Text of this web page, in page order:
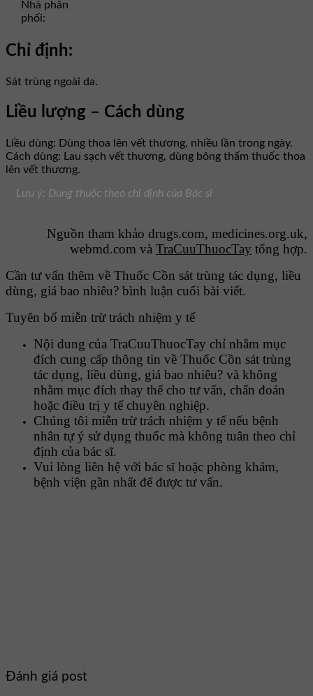
Nhà phân
phối:
Chỉ định:
Sát trùng ngoài da.
Liều lượng – Cách dùng
Liều dùng: Dùng thoa lên vết thương, nhiều lần trong ngày.
Cách dùng: Lau sạch vết thương, dùng bông thấm thuốc thoa
lên vết thương.
Lưu ý: Dùng thuốc theo chỉ định của Bác sĩ
Nguồn tham khảo drugs.com, medicines.org.uk,
webmd.com và TraCuuThuocTay tổng hợp.
Cần tư vấn thêm về Thuốc Cồn sát trùng tác dụng, liều
dùng, giá bao nhiêu? bình luận cuối bài viết.
Tuyên bố miễn trừ trách nhiệm y tế
Nội dung của TraCuuThuocTay chỉ nhằm mục
đích cung cấp thông tin về Thuốc Cồn sát trùng
tác dụng, liều dùng, giá bao nhiêu? và không
nhằm mục đích thay thế cho tư vấn, chẩn đoán
hoặc điều trị y tế chuyên nghiệp.
Chúng tôi miễn trừ trách nhiệm y tế nếu bệnh
nhân tự ý sử dụng thuốc mà không tuân theo chỉ
định của bác sĩ.
Vui lòng liên hệ với bác sĩ hoặc phòng khám,
bệnh viện gần nhất để được tư vấn.
Đánh giá post